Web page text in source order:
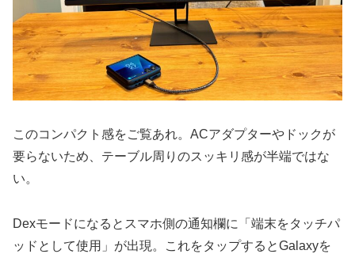
このコンパクト感をご覧あれ。ACアダプターやドックが
要らないため、テーブル周りのスッキリ感が半端ではな
い。
Dexモードになるとスマホ側の通知欄に「端末をタッチパ
ッドとして使用」が出現。これをタップするとGalaxyを